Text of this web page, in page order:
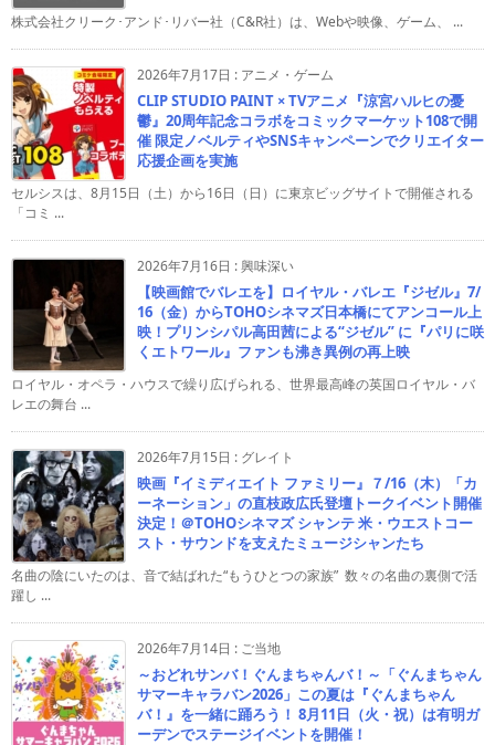
株式会社クリーク･アンド･リバー社（C&R社）は、Webや映像、ゲーム、 ...
2026年7月17日 : アニメ・ゲーム
CLIP STUDIO PAINT × TVアニメ『涼宮ハルヒの憂
鬱』20周年記念コラボをコミックマーケット108で開
催 限定ノベルティやSNSキャンペーンでクリエイター
応援企画を実施
セルシスは、8月15日（土）から16日（日）に東京ビッグサイトで開催される
「コミ ...
2026年7月16日 :興味深い
【映画館でバレエを】ロイヤル・バレエ『ジゼル』7/
16（金）からTOHOシネマズ日本橋にてアンコール上
映！プリンシパル高田茜による“ジゼル” に『パリに咲
くエトワール』ファンも沸き異例の再上映
ロイヤル・オペラ・ハウスで繰り広げられる、世界最高峰の英国ロイヤル・バ
レエの舞台 ...
2026年7月15日 : グレイト
映画『イミディエイト ファミリー』７/16（木）「カ
ーネーション」の直枝政広氏登壇トークイベント開催
決定！＠TOHOシネマズ シャンテ 米・ウエストコー
スト・サウンドを支えたミュージシャンたち
名曲の陰にいたのは、音で結ばれた“もうひとつの家族” 数々の名曲の裏側で活
躍し ...
2026年7月14日 : ご当地
～おどれサンバ！ぐんまちゃんバ！～「ぐんまちゃん
サマーキャラバン2026」この夏は『ぐんまちゃん
バ！』を一緒に踊ろう！ 8月11日（火・祝）は有明ガ
ーデンでステージイベントを開催！